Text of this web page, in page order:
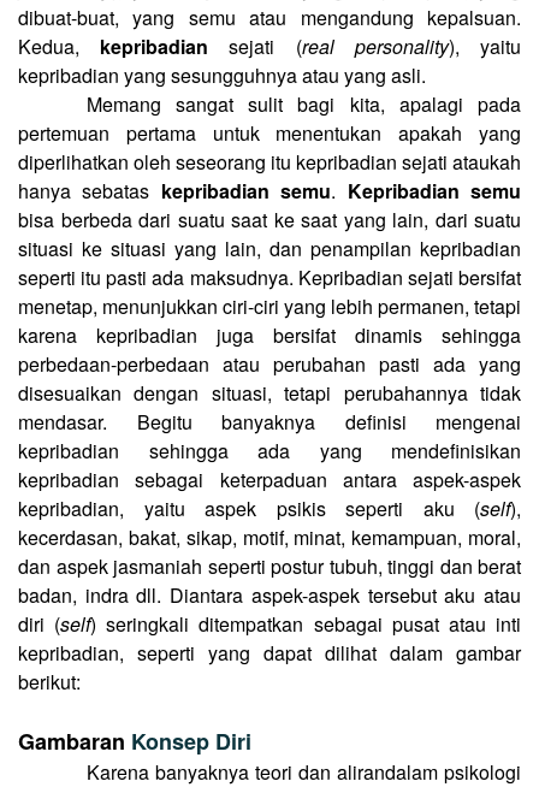
dibuat-buat, yang semu atau mengandung kepalsuan.
Kedua, kepribadian sejati (real personality), yaitu
kepribadian yang sesungguhnya atau yang asli.
Memang sangat sulit bagi kita, apalagi pada
pertemuan pertama untuk menentukan apakah yang
diperlihatkan oleh seseorang itu kepribadian sejati ataukah
hanya sebatas kepribadian semu. Kepribadian semu
bisa berbeda dari suatu saat ke saat yang lain, dari suatu
situasi ke situasi yang lain, dan penampilan kepribadian
seperti itu pasti ada maksudnya. Kepribadian sejati bersifat
menetap, menunjukkan ciri-ciri yang lebih permanen, tetapi
karena kepribadian juga bersifat dinamis sehingga
perbedaan-perbedaan atau perubahan pasti ada yang
disesuaikan dengan situasi, tetapi perubahannya tidak
mendasar. Begitu banyaknya definisi mengenai
kepribadian sehingga ada yang mendefinisikan
kepribadian sebagai keterpaduan antara aspek-aspek
kepribadian, yaitu aspek psikis seperti aku (self),
kecerdasan, bakat, sikap, motif, minat, kemampuan, moral,
dan aspek jasmaniah seperti postur tubuh, tinggi dan berat
badan, indra dll. Diantara aspek-aspek tersebut aku atau
diri (self) seringkali ditempatkan sebagai pusat atau inti
kepribadian, seperti yang dapat dilihat dalam gambar
berikut:
Gambaran Konsep Diri
Karena banyaknya teori dan alirandalam psikologi